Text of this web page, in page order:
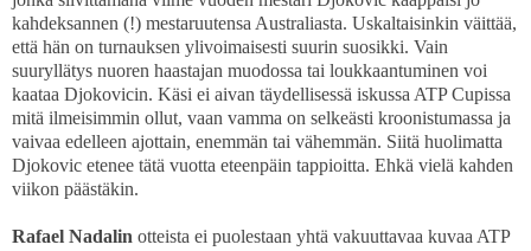
kahdeksannen (!) mestaruutensa Australiasta. Uskaltaisinkin väittää,
että hän on turnauksen ylivoimaisesti suurin suosikki. Vain
suuryllätys nuoren haastajan muodossa tai loukkaantuminen voi
kaataa Djokovicin. Käsi ei aivan täydellisessä iskussa ATP Cupissa
mitä ilmeisimmin ollut, vaan vamma on selkeästi kroonistumassa ja
vaivaa edelleen ajottain, enemmän tai vähemmän. Siitä huolimatta
Djokovic etenee tätä vuotta eteenpäin tappioitta. Ehkä vielä kahden
viikon päästäkin.
Rafael Nadalin otteista ei puolestaan yhtä vakuuttavaa kuvaa ATP